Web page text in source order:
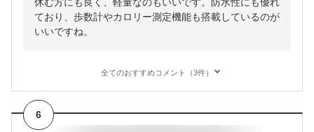
休む方にも良く、軽量なのもいいです。防水性にも優れ
ており、歩数計やカロリー測定機能も搭載しているのが
いいですね。
全てのおすすめコメント（3件）
6